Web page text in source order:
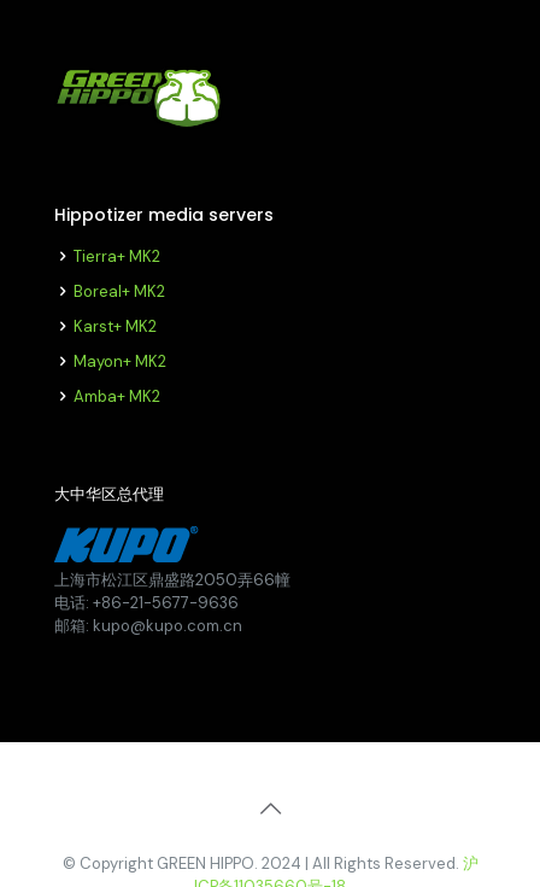
Hippotizer media servers
Tierra+ MK2
Boreal+ MK2
Karst+ MK2
Mayon+ MK2
Amba+ MK2
大中华区总代理
上海市松江区鼎盛路2050弄66幢
电话: +86-21-5677-9636
邮箱: kupo@kupo.com.cn
© Copyright GREEN HIPPO. 2024 | All Rights Reserved. 沪